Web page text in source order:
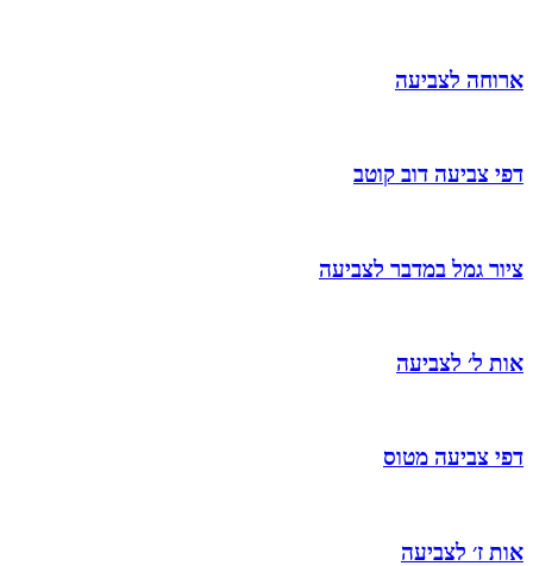
ארוחה לצביעה
דפי צביעה דוב קוטב
ציור גמל במדבר לצביעה
אות ל׳ לצביעה
דפי צביעה מטוס
אות ז׳ לצביעה